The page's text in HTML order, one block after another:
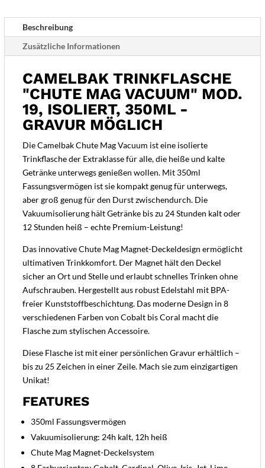
-
Gravur
möglich
Beschreibung
Zusätzliche Informationen
CAMELBAK TRINKFLASCHE
"CHUTE MAG VACUUM" MOD.
19, ISOLIERT, 350ML -
GRAVUR MÖGLICH
Die Camelbak Chute Mag Vacuum ist eine isolierte
Trinkflasche der Extraklasse für alle, die heiße und kalte
Getränke unterwegs genießen wollen. Mit 350ml
Fassungsvermögen ist sie kompakt genug für unterwegs,
aber groß genug für den Durst zwischendurch. Die
Vakuumisolierung hält Getränke bis zu 24 Stunden kalt oder
12 Stunden heiß – echte Premium-Leistung!
Das innovative Chute Mag Magnet-Deckeldesign ermöglicht
ultimativen Trinkkomfort. Der Magnet hält den Deckel
sicher an Ort und Stelle und erlaubt schnelles Trinken ohne
Aufschrauben. Hergestellt aus robust Edelstahl mit BPA-
freier Kunststoffbeschichtung. Das moderne Design in 8
verschiedenen Farben von Cobalt bis Coral macht die
Flasche zum stylischen Accessoire.
Diese Flasche ist mit einer persönlichen Gravur erhältlich –
bis zu 25 Zeichen in einer Zeile. Mach sie zum einzigartigen
Unikat!
FEATURES
350ml Fassungsvermögen
Vakuumisolierung: 24h kalt, 12h heiß
Chute Mag Magnet-Deckelsystem